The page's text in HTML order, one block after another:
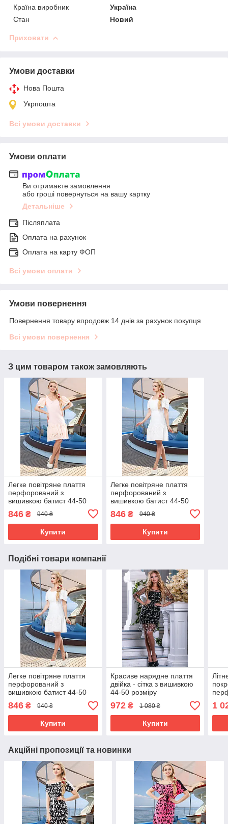
Країна виробник
Україна
Стан
Новий
Приховати
Умови доставки
Нова Пошта
Укрпошта
Всі умови доставки
Умови оплати
Ви отримаєте замовлення
або гроші повернуться на вашу картку
Детальніше
Післяплата
Оплата на рахунок
Оплата на карту ФОП
Всі умови оплати
Умови повернення
Повернення товару впродовж 14 днів за рахунок покупця
Всі умови повернення
З цим товаром також замовляють
Легке повітряне плаття
перфорований з
вишивкою батист 44-50
846 ₴ 940 ₴
Купити
Легке повітряне плаття
перфорований з
вишивкою батист 44-50
846₴ 940 ₴
Купити
Подібні товари компанії
Легке повітряне плаття
перфорований з
вишивкою батист 44-50
846 ₴ 940 ₴
Купити
Красиве нарядне плаття
двійка - сітка з вишивкою
44-50 розміру
972₴ 1 080 ₴
Купити
1
Акційні пропозиції та новинки